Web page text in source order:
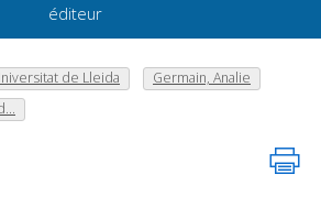
éditeur
de Lleida
Germain, Analie